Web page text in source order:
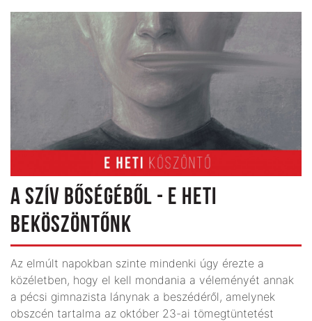
A SZÍV BŐSÉGÉBŐL - E HETI
BEKÖSZÖNTŐNK
Az elmúlt napokban szinte mindenki úgy érezte a
közéletben, hogy el kell mondania a véleményét annak
a pécsi gimnazista lánynak a beszédéről, amelynek
obszcén tartalma az október 23-ai tömegtüntetést